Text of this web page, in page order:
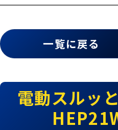
一覧に戻る
電動スルッ